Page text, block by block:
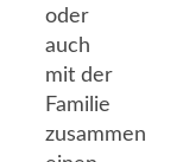
oder
auch
mit der
Familie
zusammen